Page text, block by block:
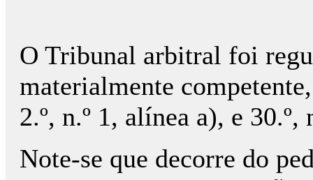
O Tribunal arbitral foi
materialmente
2.º, n.º 1, alínea a), e 30.º,
Note-se que decorre do